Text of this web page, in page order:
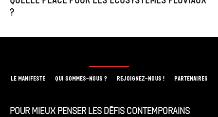
?
LE MANIFESTE QUI SOMMES-NOUS ? REJOIGNEZ-NOUS ! PARTENAIRES
Pour mieux penser les défis contemporains